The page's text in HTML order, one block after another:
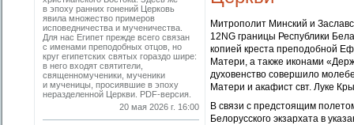
в эпоху ранних гонений Церковь
явила множество примеров
исповедничества и мученичества.
Для нас Египет прежде всего связан
с именами преподобных отцов, но
круг египетских святых гораздо шире:
в него входят святители,
священномученики, мученики
и мученицы, просиявшие в эпоху
неразделенной Церкви. PDF-версия.
20 мая 2026 г. 16:00
Митрополит Минский и
12NG границы Республики
копией креста преподобной
Матери, а также иконами
духовенство совершило
Матери и акафист свт. Луке
В связи с предстоящим
Белорусского экзархата в